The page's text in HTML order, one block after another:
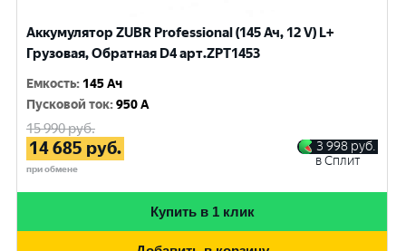
Аккумулятор ZUBR Professional (145 Ач, 12 V) L+
Грузовая, Обратная D4 арт.ZPT1453
Емкость: 145 Ач
Пусковой ток:950 A
15 990руб.
14 685 руб.
при обмене
3 998 руб.
в Сплит
Купить в 1 клик